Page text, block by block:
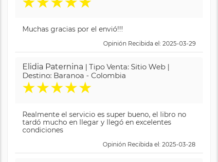
Muchas gracias por el envió!!!
Opinión Recibida el: 2025-03-29
Elidia Paternina | Tipo Venta: Sitio Web |
Destino: Baranoa - Colombia
★★★★★
Realmente el servicio es super bueno, el libro no
tardó mucho en llegar y llegó en excelentes
condiciones
Opinión Recibida el: 2025-03-28